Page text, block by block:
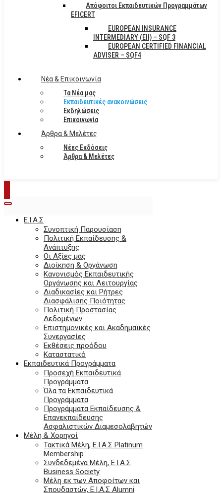
Απόφοιτοι Εκπαιδευτικών Προγραμμάτων
EFICERT
EUROPEAN INSURANCE
INTERMEDIARY (EII) – SQF 3
EUROPEAN CERTIFIED FINANCIAL
ADVISER – SQF4
Νέα & Επικοινωνία
Τα Νέα μας
Εκπαιδευτικές ανακοινώσεις
Εκδηλώσεις
Επικοινωνία
Άρθρα & Μελέτες
Νέες Εκδόσεις
Άρθρα & Μελέτες
E.I.A.Σ
Συνοπτική Παρουσίαση
Πολιτική Εκπαίδευσης &
Ανάπτυξης
Οι Αξίες μας
Διοίκηση & Οργάνωση
Κανονισμός Εκπαιδευτικής
Οργάνωσης και Λειτουργίας
Διαδικασίες και Ρήτρες
Διασφάλισης Ποιότητας
Πολιτική Προστασίας
Δεδομένων
Επιστημονικές και Ακαδημαϊκές
Συνεργασίες
Εκθέσεις προόδου
Καταστατικό
Eκπαιδευτικά Προγράμματα
Προσεχή Εκπαιδευτικά
Προγράμματα
Όλα τα Εκπαιδευτικά
Προγράμματα
Προγράμματα Εκπαίδευσης &
Επανεκπαίδευσης
Ασφαλιστικών Διαμεσολαβητών
Μέλη & Χορηγοί
Τακτικά Μέλη, Ε.Ι.Α.Σ Platinum
Membership
Συνδεδεμένα Μέλη, Ε.Ι.Α.Σ
Business Society
Μέλη εκ των Αποφοίτων και
Σπουδαστών, Ε.Ι.Α.Σ Alumni